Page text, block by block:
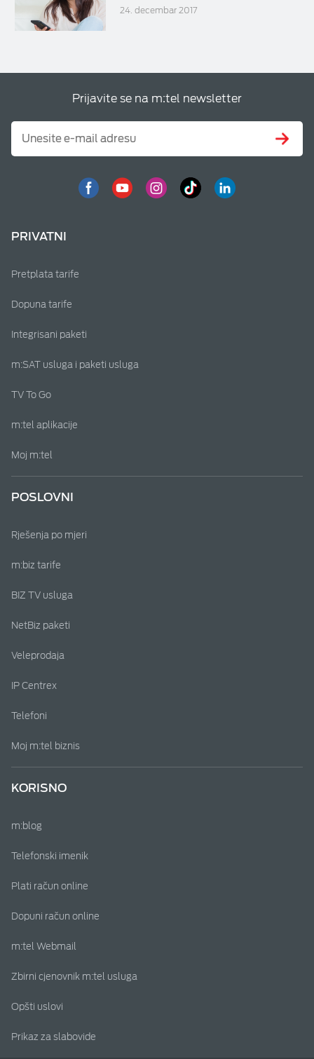
24. decembar 2017
Prijavite se na m:tel newsletter
PRIVATNI
Pretplata tarife
Dopuna tarife
Integrisani paketi
m:SAT usluga i paketi usluga
TV To Go
m:tel aplikacije
Moj m:tel
POSLOVNI
Rješenja po mjeri
m:biz tarife
BIZ TV usluga
NetBiz paketi
Veleprodaja
IP Centrex
Telefoni
Moj m:tel biznis
KORISNO
m:blog
Telefonski imenik
Plati račun online
Dopuni račun online
m:tel Webmail
Zbirni cjenovnik m:tel usluga
Opšti uslovi
Prikaz za slabovide